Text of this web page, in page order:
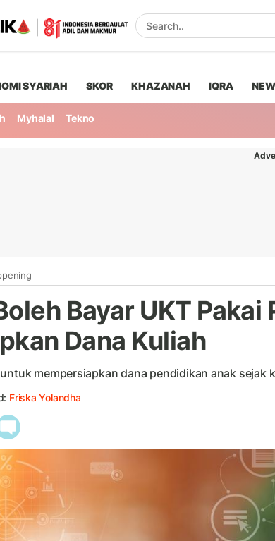
SYARIAH SKOR KHAZANAH IQRA
Myhalal Tekno
Bayar UKT Pakai
Dana Kuliah
mempersiapkan dana pendidikan anak sejak
Friska Yolandha